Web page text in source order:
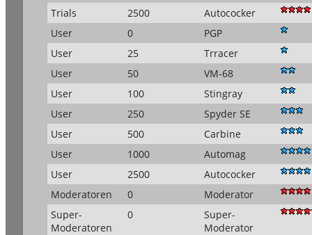
Trials
2500
Autococker
User
0
PGP
User
25
Trracer
User
50
VM-68
User
100
Stingray
User
250
Spyder SE
User
500
Carbine
User
1000
Automag
User
2500
Autococker
Moderatoren
0
Moderator
Super-
Moderatoren
0
Super-
Moderator